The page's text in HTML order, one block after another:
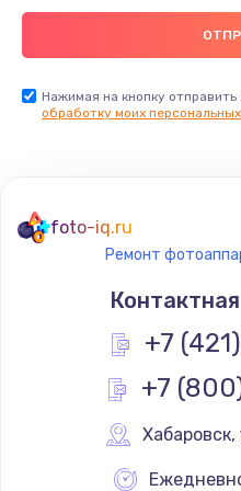
Нажимая на кнопку
обработку моих
foto-iq.ru
Ремонт
+7
+7
Хабаровск,